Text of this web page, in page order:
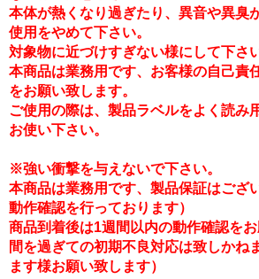
本体が熱くなり過ぎたり、異音や異臭
使用をやめて下さい。
対象物に近づけすぎない様にして下さい
本商品は業務用です、お客様の自己責
をお願い致します。
ご使用の際は、製品ラベルをよく読み
お使い下さい。
※強い衝撃を与えないで下さい。
本商品は業務用です、製品保証はござ
動作確認を行っております）
商品到着後は1週間以内の動作確認を
間を過ぎての初期不良対応は致しかね
ます様お願い致します）